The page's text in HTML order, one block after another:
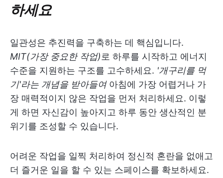
하세요
일관성은 추진력을 구축하는 데 핵심입니다.
MIT(가장 중요한 작업) 로 하루를 시작하고 에너지
수준을 지원하는 구조를 고수하세요. '개구리를 먹
기'라는 개념을 받아들여아침에 가장 어렵거나 가
장 매력적이지 않은 작업을 먼저 처리하세요. 이렇
게 하면 자신감이 높아지고 하루 동안 생산적인 분
위기를 조성할 수 있습니다.
어려운 작업을 일찍 처리하여 정신적 혼란을 없애고
더 즐거운 일을 할 수 있는 스페이스를 확보하세요.